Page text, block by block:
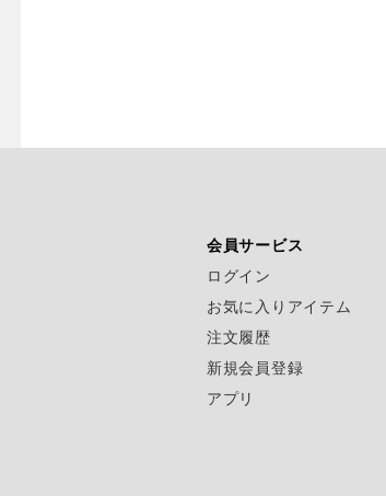
会員サービス
ログイン
お気に入りアイテム
注文履歴
新規会員登録
アプリ